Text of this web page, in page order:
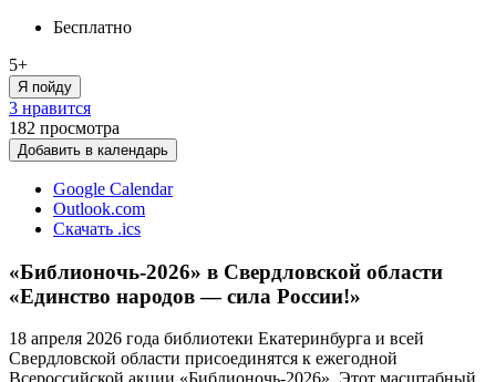
Бесплатно
5+
Я пойду
3 нравится
182 просмотра
Добавить в календарь
Google Calendar
Outlook.com
Скачать .ics
«Библионочь-2026» в Свердловской области
«Единство народов — сила России!»
18 апреля 2026 года библиотеки Екатеринбурга и всей
Свердловской области присоединятся к ежегодной